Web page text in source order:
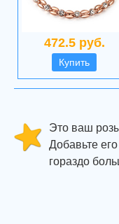
472.5 руб.
Купить
Это ваш
Добавьте
гораздо